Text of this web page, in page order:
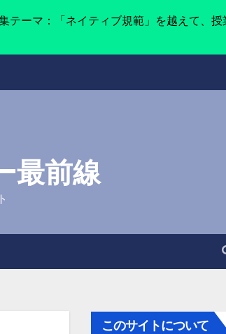
最前線
このサイトについて
テーマ：「ネイティブ規範」を越えて、授